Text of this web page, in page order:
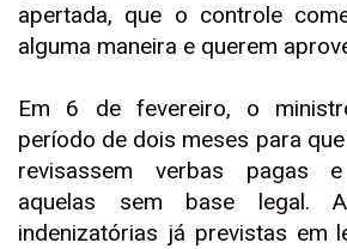
apertada, que o controle
alguma maneira e querem
Em 6 de fevereiro, o
período de dois meses para
revisassem verbas pagas e
aquelas sem base legal.
indenizatórias já previstas em